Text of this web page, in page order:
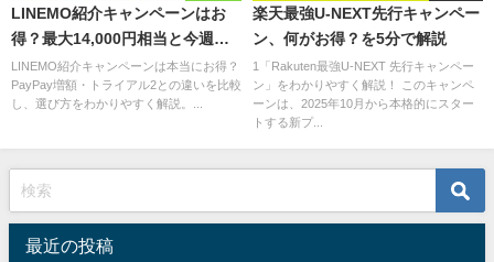
LINEMO紹介キャンペーンはお
得？最大14,000円相当と今週の
PayPay増額を比較
LINEMO紹介キャンペーンは本当にお得？
PayPay増額・トライアル2との違いを比較
し、選び方をわかりやすく解説。...
楽天最強U-NEXT先行キャンペー
ン、何がお得？を5分で解説
1「Rakuten最強U-NEXT 先行キャンペー
ン」をわかりやすく解説！ このキャンペ
ーンは、2025年10月から本格的にスター
トする新プ...
最近の投稿